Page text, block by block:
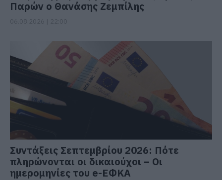
Παρών ο Θανάσης Ζεμπίλης
Συντάξεις Σεπτεμβρίου 2026: Πότε
πληρώνονται οι δικαιούχοι – Οι
ημερομηνίες του e-ΕΦΚΑ